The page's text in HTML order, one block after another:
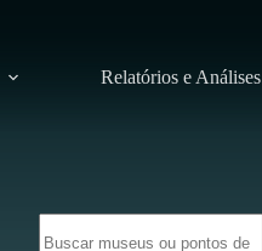
Relatórios e Análises
resultados